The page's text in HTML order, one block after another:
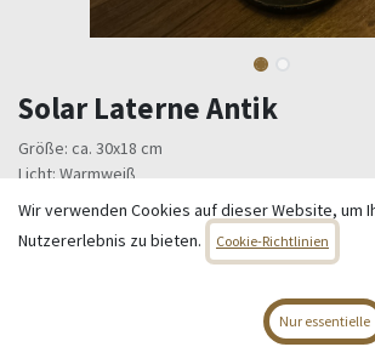
Solar Laterne Antik
Größe: ca. 30x18 cm
Licht: Warmweiß
Dimmbar
21,95€ Alle Preise inkl. MwSt.zzgl.
Wir verwenden Cookies auf dieser Website, um
Nutzererlebnis zu bieten.
Cookie-Richtlinien
Nur essentielle